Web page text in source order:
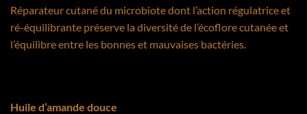
Réparateur cutané du microbiote dont l’action régulatrice et
ré-équilibrante préserve la diversité de l’écoflore cutanée et
l’équilibre entre les bonnes et mauvaises bactéries.
Huile d’amande douce